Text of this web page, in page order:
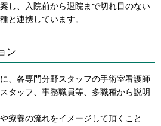
し、入院前から退院まで切れ目のない
と連携しています。
ン
、各専門分野スタッフの手術室看護師
タッフ、事務職員等、多職種から説明
療養の流れをイメージして頂くこと